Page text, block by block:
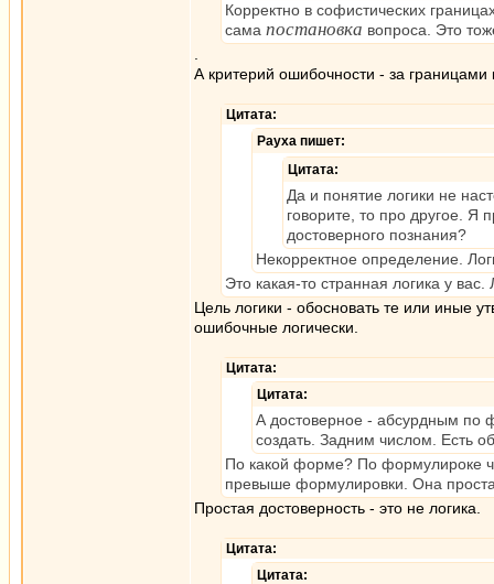
Корректно в софистических
сама постановка вопроса. Это
А критерий ошибочности - за границами
Цитата:
Рауха пишет:
Цитата:
Да и понятие логики не
говорите, то про другое. Я
достоверного познания?
Некорректное определение.
Это какая-то странная логика у
Цель логики - обосновать те или иные
ошибочные логически.
Цитата:
Цитата:
А достоверное - абсурдным по
создать. Задним числом. Есть
По какой форме? По формулироке
превыше формулировки. Она
Простая достоверность - это не логика.
Цитата:
Цитата: